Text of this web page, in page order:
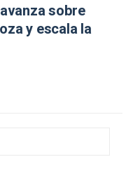
sobre
y escala la